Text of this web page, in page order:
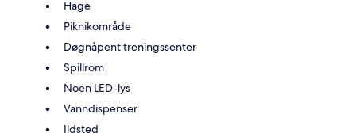
Hage
Piknikområde
Døgnåpent treningssenter
Spillrom
Noen LED-lys
Vanndispenser
Ildsted